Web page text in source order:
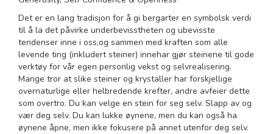
Det er en lang tradisjon for å gi bergarter en symbolsk verdi
til å la det påvirke underbevisstheten og ubevisste
tendenser inne i oss,og sammen med kraften som alle
levende ting (inkludert steiner) innehar gjør steinene til gode
verktøy for vår egen personlig vekst og selvrealisering.
Mange tror at slike steiner og krystaller har forskjellige
overnaturlige eller helbredende krefter, andre avfeier dette
som overtro. Du kan velge en stein for seg selv. Slapp av og
vær deg selv. Du kan lukke øynene, men du kan også ha
øynene åpne, men ikke fokusere på annet utenfor deg selv.